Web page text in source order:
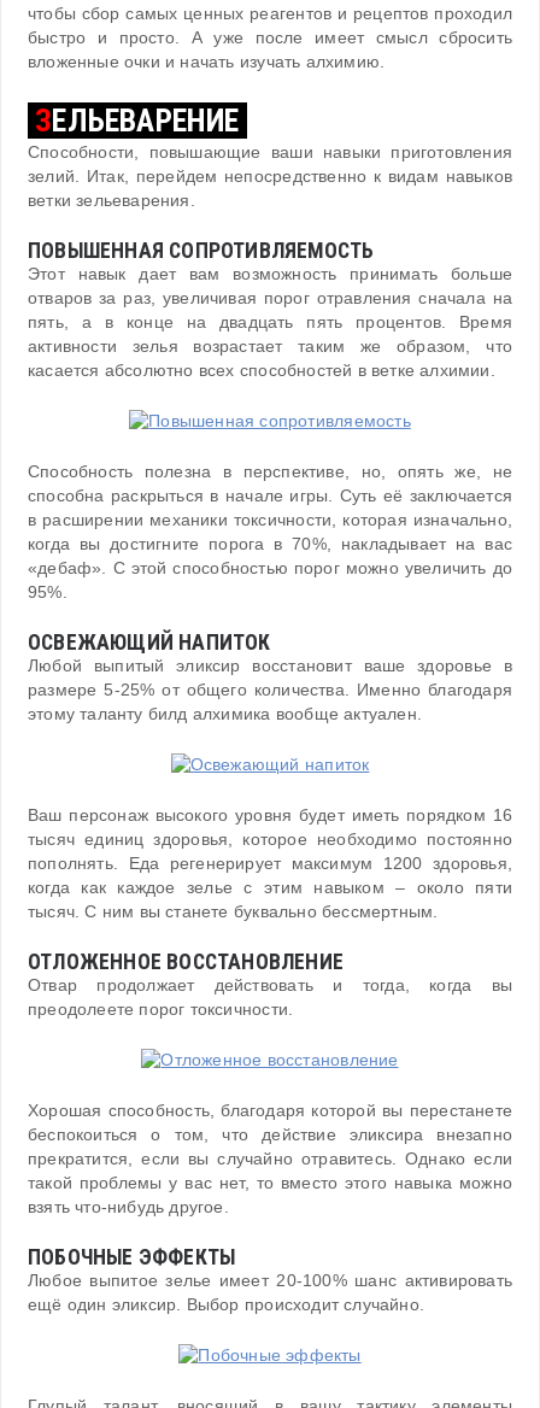
чтобы сбор самых ценных реагентов и рецептов проходил
быстро и просто. А уже после имеет смысл сбросить
вложенные очки и начать изучать алхимию.
ЗЕЛЬЕВАРЕНИЕ
Способности, повышающие ваши навыки приготовления
зелий. Итак, перейдем непосредственно к видам навыков
ветки зельеварения.
ПОВЫШЕННАЯ СОПРОТИВЛЯЕМОСТЬ
Этот навык дает вам возможность принимать больше
отваров за раз, увеличивая порог отравления сначала на
пять, а в конце на двадцать пять процентов. Время
активности зелья возрастает таким же образом, что
касается абсолютно всех способностей в ветке алхимии.
Способность полезна в перспективе, но, опять же, не
способна раскрыться в начале игры. Суть её заключается
в расширении механики токсичности, которая изначально,
когда вы достигните порога в 70%, накладывает на вас
«дебаф». С этой способностью порог можно увеличить до
95%.
ОСВЕЖАЮЩИЙ НАПИТОК
Любой выпитый эликсир восстановит ваше здоровье в
размере 5-25% от общего количества. Именно благодаря
этому таланту билд алхимика вообще актуален.
Ваш персонаж высокого уровня будет иметь порядком 16
тысяч единиц здоровья, которое необходимо постоянно
пополнять. Еда регенерирует максимум 1200 здоровья,
когда как каждое зелье с этим навыком – около пяти
тысяч. С ним вы станете буквально бессмертным.
ОТЛОЖЕННОЕ ВОССТАНОВЛЕНИЕ
Отвар продолжает действовать и тогда, когда вы
преодолеете порог токсичности.
Хорошая способность, благодаря которой вы перестанете
беспокоиться о том, что действие эликсира внезапно
прекратится, если вы случайно отравитесь. Однако если
такой проблемы у вас нет, то вместо этого навыка можно
взять что-нибудь другое.
ПОБОЧНЫЕ ЭФФЕКТЫ
Любое выпитое зелье имеет 20-100% шанс активировать
ещё один эликсир. Выбор происходит случайно.